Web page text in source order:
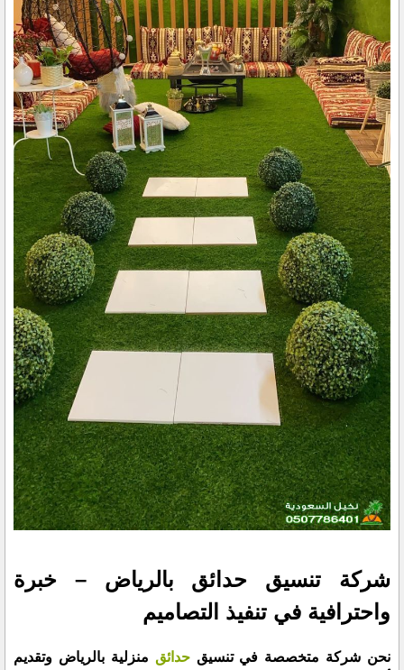
شركة تنسيق حدائق بالرياض – خبرة
واحترافية في تنفيذ التصاميم
نحن شركة متخصصة في تنسيقحدائق منزلية بالرياض وتقديم